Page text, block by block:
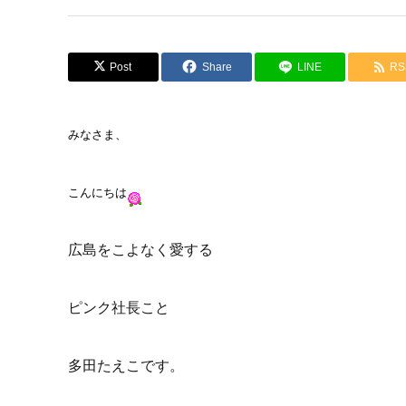
Post Share LINE
みなさま、
こんにちは
広島をこよなく愛する
ピンク社長こと
多田たえこです。